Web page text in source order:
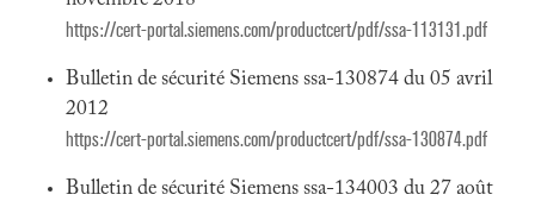
https://cert-portal.siemens.com/productcert/pdf/ssa-113131.pdf
Bulletin de sécurité Siemens ssa-130874 du 05 avril
2012
https://cert-portal.siemens.com/productcert/pdf/ssa-130874.pdf
Bulletin de sécurité Siemens ssa-134003 du 27 août